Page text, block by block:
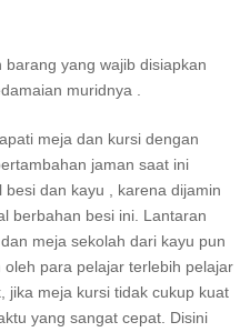
yang wajib disiapkan
muridnya .
meja dan kursi dengan
jaman saat ini
dan kayu , karena dijamin
berbahan besi ini. Lantaran
meja sekolah dari kayu pun
para pelajar terlebih pelajar
jika meja kursi tidak cukup kuat
yang sangat cepat. Disini